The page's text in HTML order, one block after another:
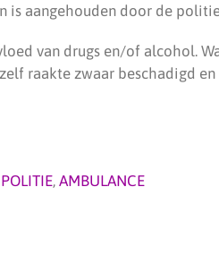
is aangehouden door de
van drugs en/of alcohol.
raakte zwaar beschadigd
POLITIE, AMBULANCE